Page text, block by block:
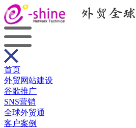
首页
外贸网站建设
谷歌推广
SNS营销
全球外贸通
客户案例